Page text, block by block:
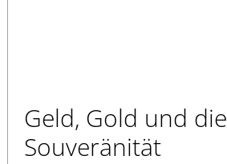
Geld, Gold und die
Souveränität